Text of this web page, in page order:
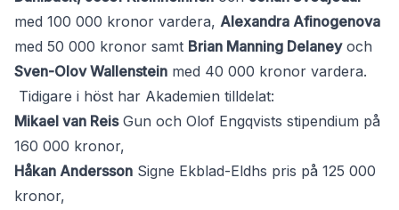
med 100 000 kronor vardera, Alexandra Afinogenova
med 50 000 kronor samt Brian Manning Delaneyoch
Sven-Olov Wallenstein med 40 000 kronor vardera.
Tidigare i höst har Akademien tilldelat:
Mikael van ReisGun och Olof Engqvists stipendium på
160 000 kronor,
Håkan Andersson Signe Ekblad-Eldhs pris på 125 000
kronor,